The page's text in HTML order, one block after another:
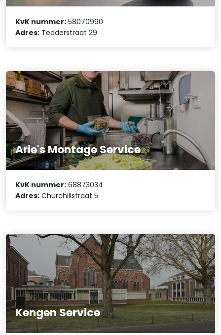
KvK nummer: 58070990
Adres: Tedderstraat 29
Arie's Montage Service
KvK nummer: 68873034
Adres: Churchillstraat 5
Kengen Service